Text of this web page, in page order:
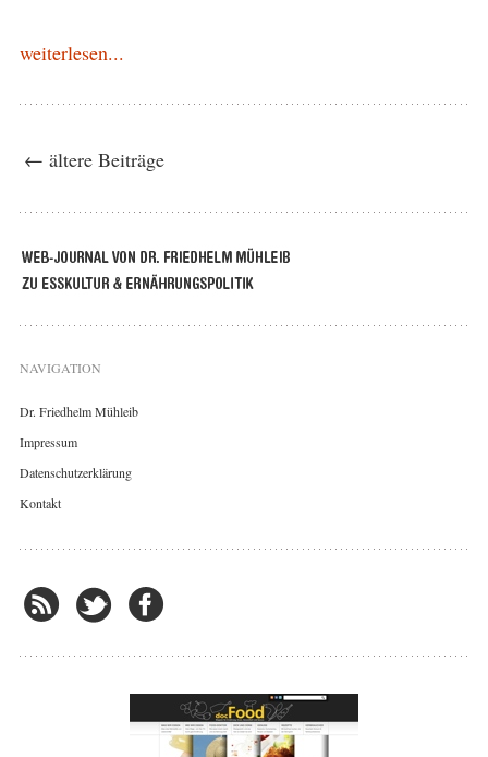
weiterlesen...
← ältere Beiträge
NAVIGATION
Dr. Friedhelm Mühleib
Impressum
Datenschutzerklärung
Kontakt